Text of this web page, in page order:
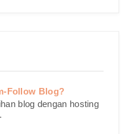
Follow Blog?
blog dengan hosting